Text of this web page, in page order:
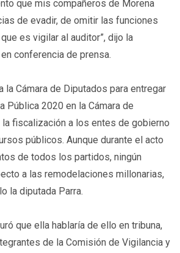
que mis compañeros de Morena
de evadir, de omitir las funciones
es vigilar al auditor”, dijo la
conferencia de prensa.
la Cámara de Diputados para entregar
Pública 2020 en la Cámara de
la fiscalización a los entes de gobierno
públicos. Aunque durante el acto
de todos los partidos, ningún
a las remodelaciones millonarias,
la diputada Parra.
que ella hablaría de ello en tribuna,
de la Comisión de Vigilancia y